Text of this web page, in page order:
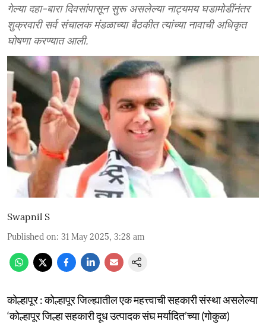
गेल्या दहा-बारा दिवसांपासून सुरू असलेल्या नाट्यमय घडामोडींनंतर
शुक्रवारी सर्व संचालक मंडळाच्या बैठकीत त्यांच्या नावाची अधिकृत
घोषणा करण्यात आली.
Swapnil S
Published on: 31 May 2025, 3:28 am
कोल्हापूर : कोल्हापूर जिल्ह्यातील एक महत्त्वाची सहकारी संस्था असलेल्या
‘कोल्हापूर जिल्हा सहकारी दूध उत्पादक संघ मर्यादित’च्या (गोकुळ)